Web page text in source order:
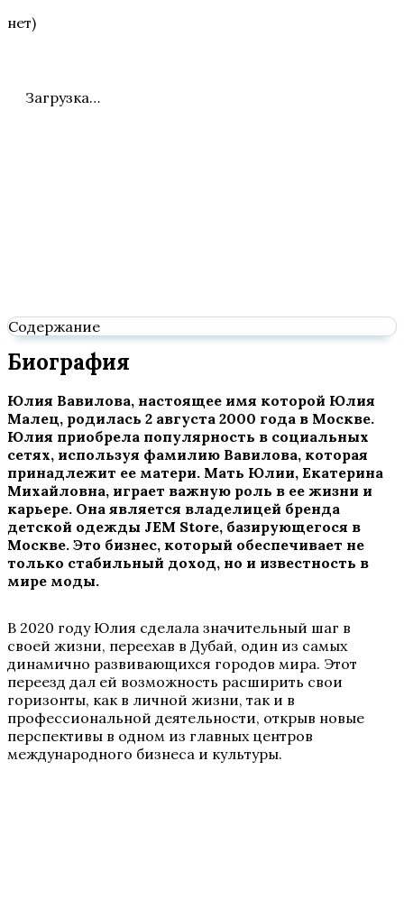
нет)
Загрузка…
Содержание
Биография
Юлия Вавилова, настоящее имя которой Юлия
Малец, родилась 2 августа 2000 года в Москве.
Юлия приобрела популярность в социальных
сетях, используя фамилию Вавилова, которая
принадлежит ее матери. Мать Юлии, Екатерина
Михайловна, играет важную роль в ее жизни и
карьере. Она является владелицей бренда
детской одежды JEM Store, базирующегося в
Москве. Это бизнес, который обеспечивает не
только стабильный доход, но и известность в
мире моды.
В 2020 году Юлия сделала значительный шаг в
своей жизни, переехав в Дубай, один из самых
динамично развивающихся городов мира. Этот
переезд дал ей возможность расширить свои
горизонты, как в личной жизни, так и в
профессиональной деятельности, открыв новые
перспективы в одном из главных центров
международного бизнеса и культуры.